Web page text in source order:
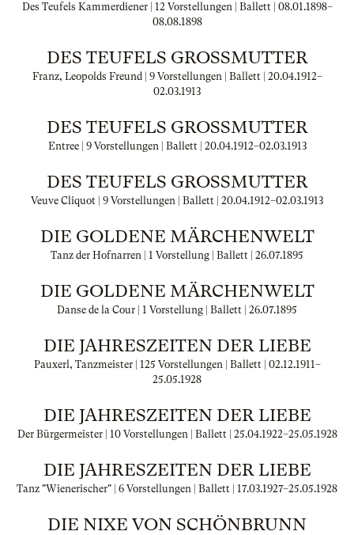
Des Teufels Kammerdiener | 12 Vorstellungen | Ballett | 08.01.1898–
08.08.1898
DES TEUFELS GROSSMUTTER
Franz, Leopolds Freund | 9 Vorstellungen | Ballett | 20.04.1912–
02.03.1913
DES TEUFELS GROSSMUTTER
Entree | 9 Vorstellungen | Ballett | 20.04.1912–02.03.1913
DES TEUFELS GROSSMUTTER
Veuve Cliquot | 9 Vorstellungen | Ballett | 20.04.1912–02.03.1913
DIE GOLDENE MÄRCHENWELT
Tanz der Hofnarren | 1 Vorstellung | Ballett | 26.07.1895
DIE GOLDENE MÄRCHENWELT
Danse de la Cour | 1 Vorstellung | Ballett | 26.07.1895
DIE JAHRESZEITEN DER LIEBE
Pauxerl, Tanzmeister | 125 Vorstellungen | Ballett | 02.12.1911–
25.05.1928
DIE JAHRESZEITEN DER LIEBE
Der Bürgermeister | 10 Vorstellungen | Ballett | 25.04.1922–25.05.1928
DIE JAHRESZEITEN DER LIEBE
Tanz "Wienerischer" | 6 Vorstellungen | Ballett | 17.03.1927–25.05.1928
DIE NIXE VON SCHÖNBRUNN